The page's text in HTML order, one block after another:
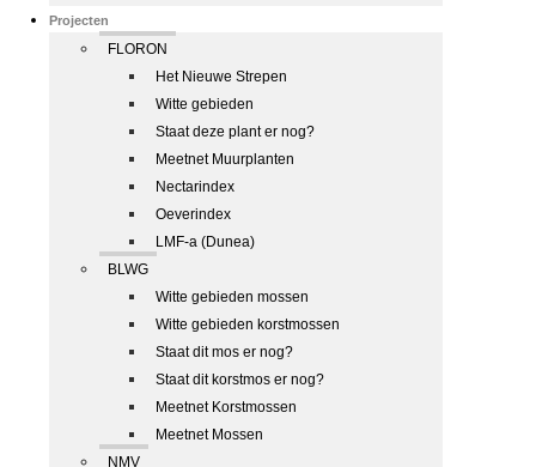
Projecten
FLORON
Het Nieuwe Strepen
Witte gebieden
Staat deze plant er nog?
Meetnet Muurplanten
Nectarindex
Oeverindex
LMF-a (Dunea)
BLWG
Witte gebieden mossen
Witte gebieden korstmossen
Staat dit mos er nog?
Staat dit korstmos er nog?
Meetnet Korstmossen
Meetnet Mossen
NMV